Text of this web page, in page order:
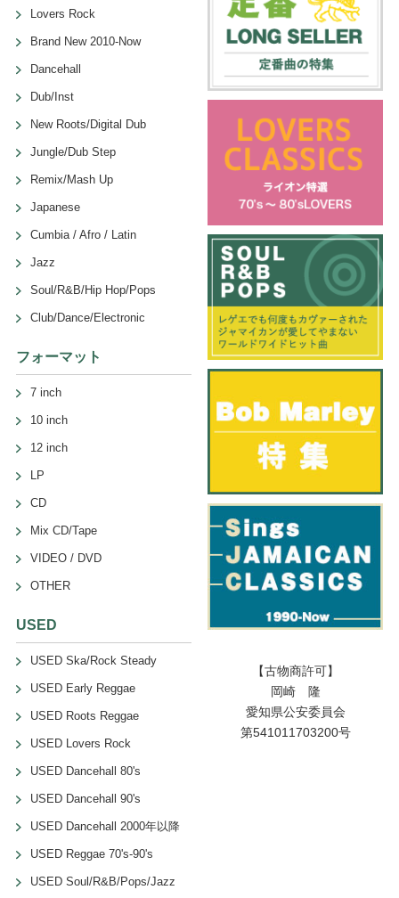
Lovers Rock
Brand New 2010-Now
Dancehall
Dub/Inst
New Roots/Digital Dub
Jungle/Dub Step
Remix/Mash Up
Japanese
Cumbia / Afro / Latin
Jazz
Soul/R&B/Hip Hop/Pops
Club/Dance/Electronic
フォーマット
7 inch
10 inch
12 inch
LP
CD
Mix CD/Tape
VIDEO / DVD
OTHER
USED
USED Ska/Rock Steady
USED Early Reggae
USED Roots Reggae
USED Lovers Rock
USED Dancehall 80's
USED Dancehall 90's
USED Dancehall 2000年以降
USED Reggae 70's-90's
USED Soul/R&B/Pops/Jazz
【古物商許可】
岡崎 隆
愛知県公安委員会
第541011703200号